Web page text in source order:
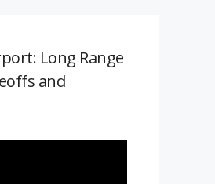
Long Range
and